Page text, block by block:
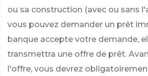
ou sa construction (avec ou sans
vous pouvez demander un prêt
banque accepte votre demande,
transmettra une offre de prêt.
l'offre, vous devrez